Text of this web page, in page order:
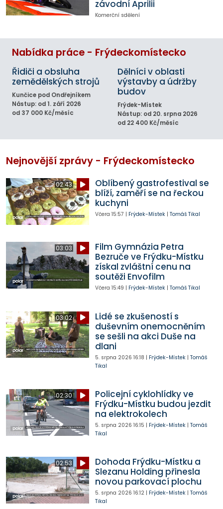
závodní Aprilii
Komerční sdělení
Nabídka práce - Frýdeckomístecko
Řidiči a obsluha
zemědělských strojů
Kunčice pod Ondřejníkem
Nástup: od 1. září 2026
od 37 000 Kč/měsíc
Dělníci v oblasti
výstavby a údržby
budov
Frýdek-Místek
Nástup: od 20. srpna 2026
od 22 400 Kč/měsíc
Nejnovější zprávy - Frýdeckomístecko
02:43
Oblíbený gastrofestival se
blíží, zaměří se na řeckou
kuchyni
Včera 15:57 | Frýdek-Místek| Tomáš Tikal
03:03
Film Gymnázia Petra
Bezruče ve Frýdku-Místku
získal zvláštní cenu na
soutěži Envofilm
Včera 15:49 | Frýdek-Místek| Tomáš Tikal
03:02
Lidé se zkušeností s
duševním onemocněním
se sešli na akci Duše na
dlani
5. srpna 2026 16:18 | Frýdek-Místek| Tomáš
Tikal
02:30
Policejní cyklohlídky ve
Frýdku-Místku budou jezdit
na elektrokolech
5. srpna 2026 16:15 | Frýdek-Místek| Tomáš
Tikal
02:53
Dohoda Frýdku-Místku a
Slezanu Holding přinesla
novou parkovací plochu
5. srpna 2026 16:12| Frýdek-Místek| Tomáš
Tikal